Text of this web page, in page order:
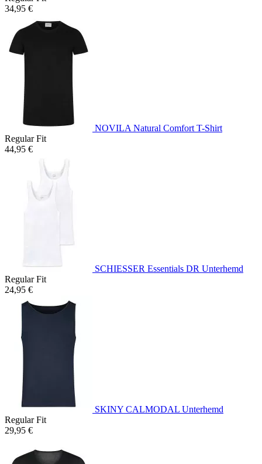
34,95 €
NOVILA Natural Comfort T-Shirt
Regular Fit
44,95 €
SCHIESSER Essentials DR Unterhemd
Regular Fit
24,95 €
SKINY CALMODAL Unterhemd
Regular Fit
29,95 €